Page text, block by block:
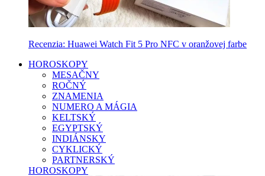
Recenzia: Huawei Watch Fit 5 Pro NFC v oranžovej farbe
HOROSKOPY
MESAČNY
ROČNÝ
ZNAMENIA
NUMERO A MÁGIA
KELTSKÝ
EGYPTSKÝ
INDIÁNSKY
CYKLICKÝ
PARTNERSKÝ
HOROSKOPY